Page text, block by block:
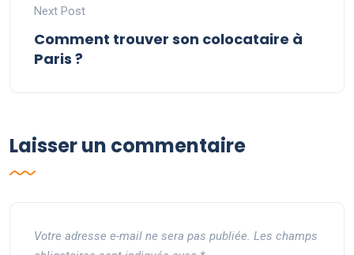
Next Post
Comment trouver son colocataire à
Paris ?
Laisser un commentaire
Votre adresse e-mail ne sera pas publiée. Les champs